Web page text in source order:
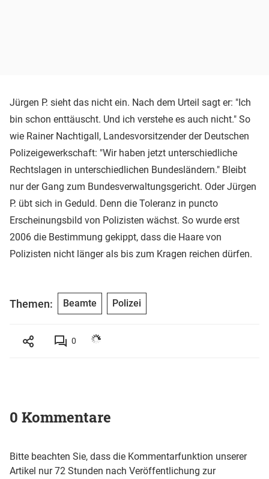
Jürgen P. sieht das nicht ein. Nach dem Urteil sagt er: "Ich
bin schon enttäuscht. Und ich verstehe es auch nicht." So
wie Rainer Nachtigall, Landesvorsitzender der Deutschen
Polizeigewerkschaft: "Wir haben jetzt unterschiedliche
Rechtslagen in unterschiedlichen Bundesländern." Bleibt
nur der Gang zum Bundesverwaltungsgericht. Oder Jürgen
P. übt sich in Geduld. Denn die Toleranz in puncto
Erscheinungsbild von Polizisten wächst. So wurde erst
2006 die Bestimmung gekippt, dass die Haare von
Polizisten nicht länger als bis zum Kragen reichen dürfen.
Themen: Beamte Polizei
0
0 Kommentare
Bitte beachten Sie, dass die Kommentarfunktion unserer
Artikel nur 72 Stunden nach Veröffentlichung zur